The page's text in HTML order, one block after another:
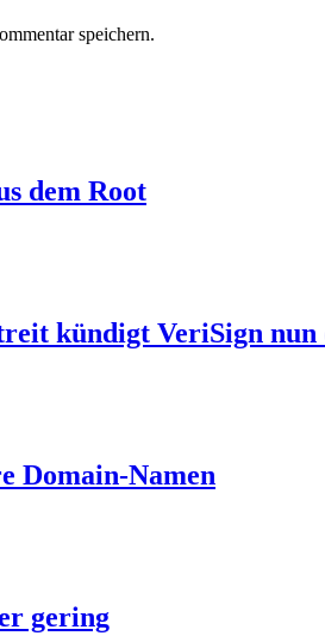
speichern.
dem Root
kündigt VeriSign nun
Domain-Namen
gering